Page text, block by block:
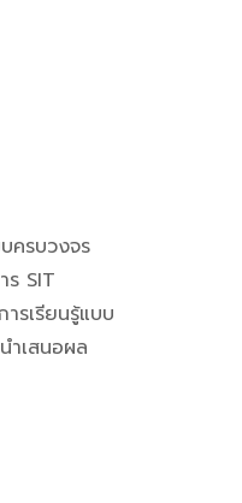
ครบวงจร
SIT
รเรียนรู้แบบ
เสนอผล